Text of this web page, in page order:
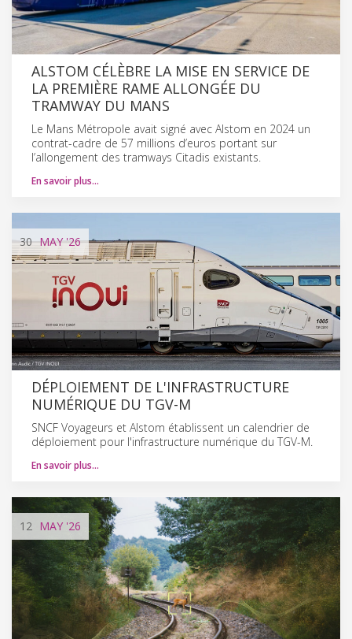
ALSTOM CÉLÈBRE LA MISE EN SERVICE DE
LA PREMIÈRE RAME ALLONGÉE DU
TRAMWAY DU MANS
Le Mans Métropole avait signé avec Alstom en 2024 un
contrat-cadre de 57 millions d’euros portant sur
l’allongement des tramways Citadis existants.
En savoir plus…
30 MAY'26
DÉPLOIEMENT DE L'INFRASTRUCTURE
NUMÉRIQUE DU TGV-M
SNCF Voyageurs et Alstom établissent un calendrier de
déploiement pour l'infrastructure numérique du TGV-M.
En savoir plus…
12 MAY '26